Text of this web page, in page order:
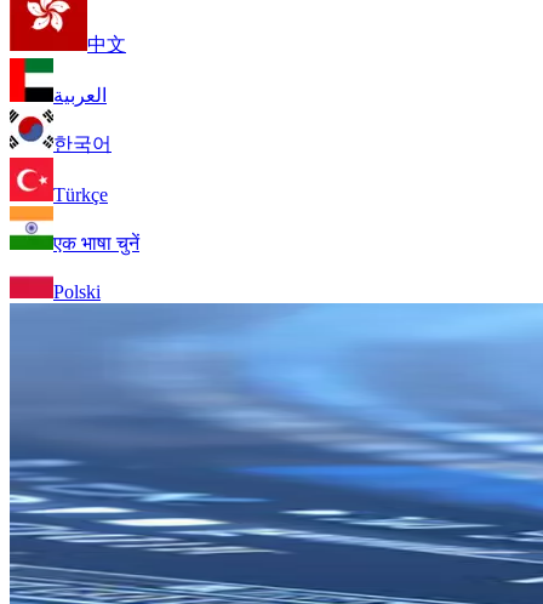
中文
العربية
한국어
Türkçe
एक भाषा चुनें
Polski